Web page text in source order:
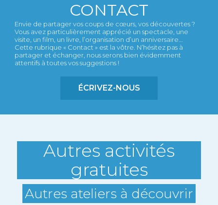
CONTACT
Envie de partager vos coups de cœurs, vos découvertes ?
Vous avez particulièrement apprécié un spectacle, une
visite, un film, un livre, l’organisation d’un anniversaire...
Cette rubrique « Contact » est la vôtre. N’hésitez pas à
partager et échanger, nous serons bien évidemment
attentifs à toutes vos suggestions !
ÉCRIVEZ-NOUS
Autres activités
gratuites
Autres ateliers à découvrir